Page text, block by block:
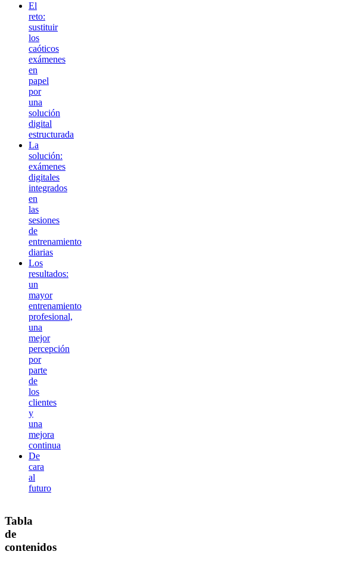
El
reto:
sustituir
los
caóticos
exámenes
en
papel
por
una
solución
digital
estructurada
La
solución:
exámenes
digitales
integrados
en
las
sesiones
de
entrenamiento
diarias
Los
resultados:
un
mayor
entrenamiento
profesional,
una
mejor
percepción
por
parte
de
los
clientes
y
una
mejora
continua
De
cara
al
futuro
Tabla
de
contenidos